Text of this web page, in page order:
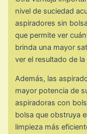
nivel de suciedad
aspiradores sin
que permite ver
brinda una mayor
ver el resultado de
Además, las
mayor potencia de
aspiradoras con
bolsa que obstruya
limpieza más